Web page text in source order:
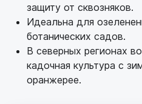
защиту от сквозняков.
Идеальна для
ботанических садов.
В северных регионах
кадочная культура с
оранжерее.